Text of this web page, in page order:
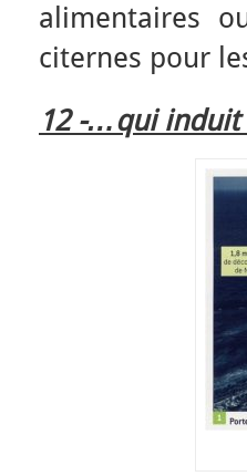
alimentaires
citernes pour
12 -…qui induit